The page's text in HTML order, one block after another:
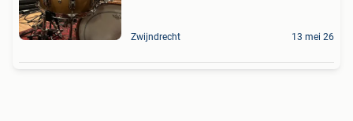
Zwijndrecht 13 mei 26